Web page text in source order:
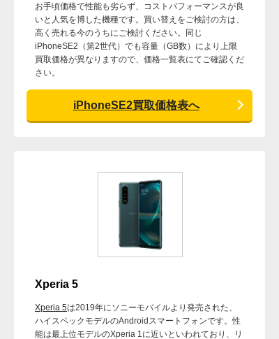
お手頃価格で性能も劣らず、コストパフォーマンスが良
いと人気を博した機種です。買い替えをご検討の方は、
高く売れる今のうちにご検討ください。同じ
iPhoneSE2（第2世代）でも容量（GB数）により上限
買取価格が異なりますので、価格一覧表にてご確認くだ
さい。
iPhoneSE2買取価格表へ
Xperia 5
Xperia 5は2019年にソニーモバイルより発売された、
ハイスペックモデルのAndroidスマートフォンです。性
能は最上位モデルのXperia 1に近いといわれており、リ